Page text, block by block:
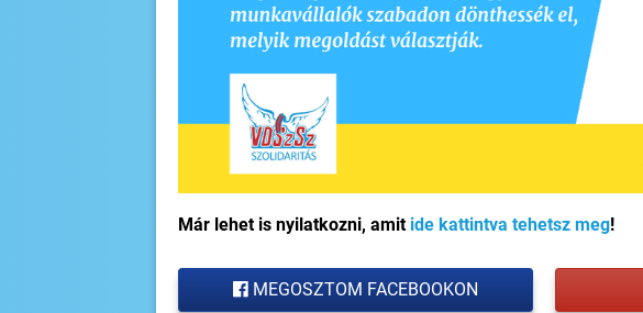
Már lehet is nyilatkozni, amit ide kattintva tehetsz meg!
MEGOSZTOM FACEBOOKON